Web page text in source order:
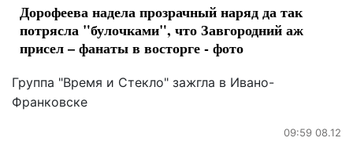
Дорофеева надела прозрачный наряд да так
потрясла "булочками", что Завгородний аж
присел – фанаты в восторге - фото
Группа "Время и Стекло" зажгла в Ивано-
Франковске
09:59 08.12